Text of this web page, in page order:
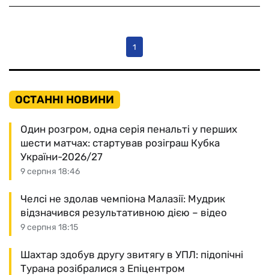
1
ОСТАННІ НОВИНИ
9 серпня 18:46
Один розгром, одна серія пенальті у перших
шести матчах: стартував розіграш Кубка
України-2026/27
9 серпня 18:15
Челсі не здолав чемпіона Малазії: Мудрик
відзначився результативною дією – відео
Шахтар здобув другу звитягу в УПЛ: підопічні
Турана розібралися з Епіцентром